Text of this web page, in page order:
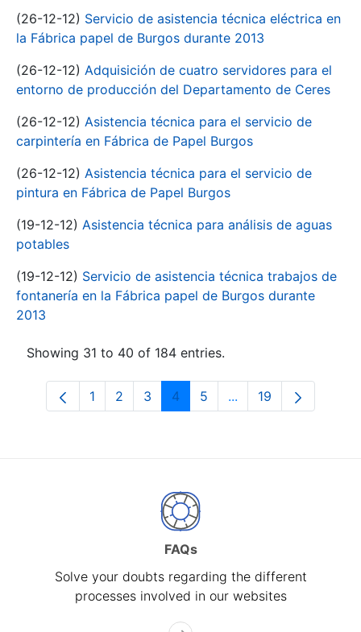
(26-12-12) Servicio de asistencia técnica eléctrica en
la Fábrica papel de Burgos durante 2013
(26-12-12) Adquisición de cuatro servidores para el
entorno de producción del Departamento de Ceres
(26-12-12) Asistencia técnica para el servicio de
carpintería en Fábrica de Papel Burgos
(26-12-12) Asistencia técnica para el servicio de
pintura en Fábrica de Papel Burgos
(19-12-12) Asistencia técnica para análisis de aguas
potables
(19-12-12) Servicio de asistencia técnica trabajos de
fontanería en la Fábrica papel de Burgos durante
2013
Showing 31 to 40 of 184 entries.
Page
1 Page
2 Page
3 Page
4 Page
5 ...Intermediate Pages
Page
19
FAQs
Solve your doubts regarding the different
processes involved in our websites